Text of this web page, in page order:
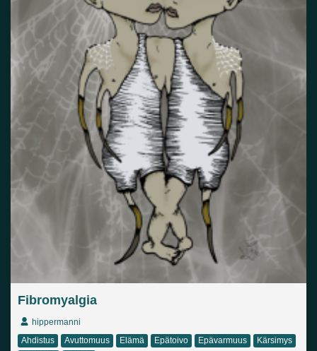
Fibromyalgia
hippermanni
Ahdistus
Avuttomuus Elämä Epätoivo Epävarmuus
Kärsimys